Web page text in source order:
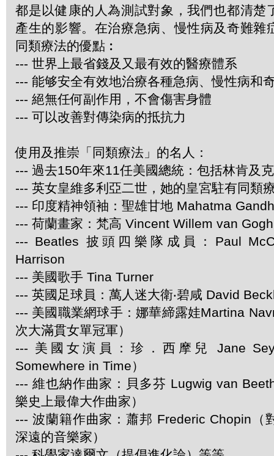
都是以健康的人為測試對象，我們也都清楚
產生的影響。在治療急病、慢性病及奇難雜
同類療法的優點︰
--- 世界上最省錢及又最有效的醫療體系
--- 能够安全有效地治療各種急病、慢性病和
--- 絕無任何副作用，不會傷害身體
--- 可以改善對傳染病的抵抗力
使用及推崇「同類療法」的名人：
--- 過去150年來11任美國總統：包括林肯及
--- 英女皇維多利亞二世，她的皇宮駐有同類
--- 印度精神領袖：聖雄甘地 Mahatma
--- 荷蘭畫家：梵高 Vincent Willem van Gogh
--- Beatles 披頭四樂隊成員：Paul
Harrison
--- 美國歌手 Tina Turner
--- 英國足球員：萬人迷大衛‧碧咸 David
--- 美國職業網球手：娜華締露娃Martina
次大滿貫女單冠軍）
--- 美國女演員：珍．西摩兒 Jane
Somewhere in Time）
--- 維也納作曲家：貝多芬 Lugwig van
樂史上最偉大作曲家）
--- 波蘭籍作曲家：蕭邦 Frederic Chopin（
深遠的音樂家）